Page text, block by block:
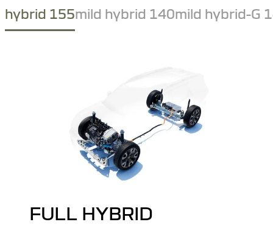
hybrid 155mild hybrid 140mild hybrid-G
FULL HYBRID